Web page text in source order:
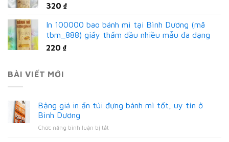
320 ₫
In 100000 bao bánh mì tại Bình Dương (mã
tbm_888) giấy thấm dầu nhiều mẫu đa dạng
220 ₫
BÀI VIẾT MỚI
Bảng giá in ấn túi đựng bánh mì tốt, uy tín ở
Bình Dương
Chức năng bình luận bị tắtở